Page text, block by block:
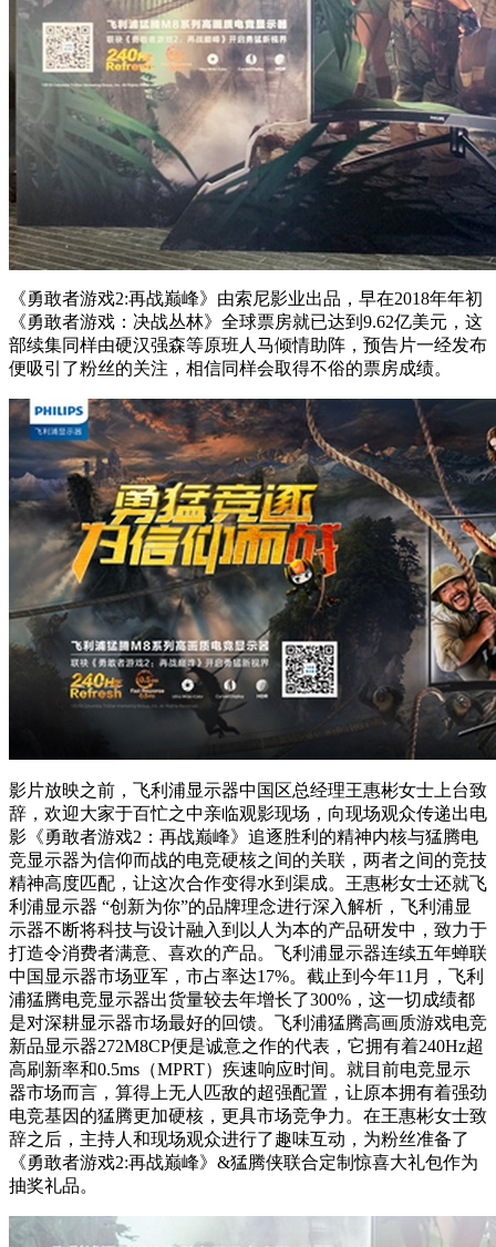
《勇敢者游戏2:再战巅峰》由索尼影业出品，早在2018年年初
《勇敢者游戏：决战丛林》全球票房就已达到9.62亿美元，这
部续集同样由硬汉强森等原班人马倾情助阵，预告片一经发布
便吸引了粉丝的关注，相信同样会取得不俗的票房成绩。
影片放映之前，飞利浦显示器中国区总经理王惠彬女士上台致
辞，欢迎大家于百忙之中亲临观影现场，向现场观众传递出电
影《勇敢者游戏2：再战巅峰》追逐胜利的精神内核与猛腾电
竞显示器为信仰而战的电竞硬核之间的关联，两者之间的竞技
精神高度匹配，让这次合作变得水到渠成。王惠彬女士还就飞
利浦显示器 “创新为你”的品牌理念进行深入解析，飞利浦显
示器不断将科技与设计融入到以人为本的产品研发中，致力于
打造令消费者满意、喜欢的产品。飞利浦显示器连续五年蝉联
中国显示器市场亚军，市占率达17%。截止到今年11月，飞利
浦猛腾电竞显示器出货量较去年增长了300%，这一切成绩都
是对深耕显示器市场最好的回馈。飞利浦猛腾高画质游戏电竞
新品显示器272M8CP便是诚意之作的代表，它拥有着240Hz超
高刷新率和0.5ms（MPRT）疾速响应时间。就目前电竞显示
器市场而言，算得上无人匹敌的超强配置，让原本拥有着强劲
电竞基因的猛腾更加硬核，更具市场竞争力。在王惠彬女士致
辞之后，主持人和现场观众进行了趣味互动，为粉丝准备了
《勇敢者游戏2:再战巅峰》&猛腾侠联合定制惊喜大礼包作为
抽奖礼品。